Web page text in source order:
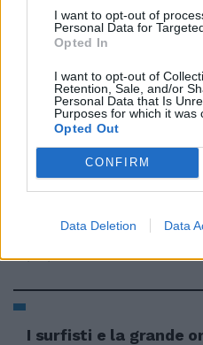
I want to opt-out of
Personal Data for
Opted In
I want to opt-out of
Retention, Sale, and/or
Personal Data that Is
Purposes for which it was
Opted Out
CONFIRM
Data Deletion Data
04/12/2011
Parte il "Servizio
Santoro
06/11/2011
«classica» storica
27/03/2011
I surfisti e la grande